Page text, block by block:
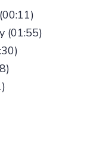
(01:55)